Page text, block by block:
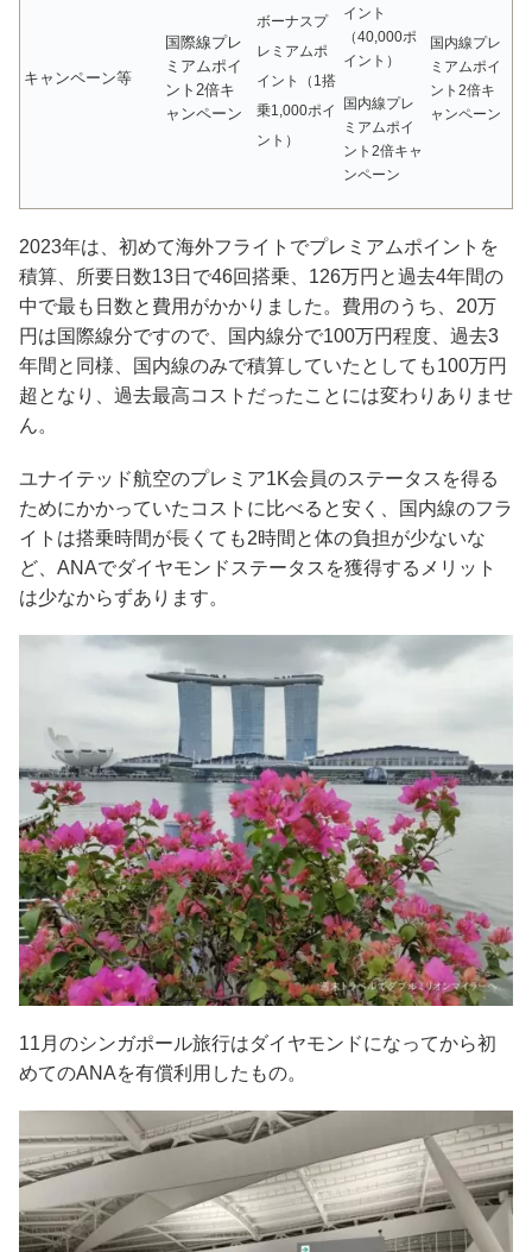
キャンペーン等
国際線プレ
ミアムポイ
ント2倍キ
ャンペーン
ボーナスプ
レミアムポ
イント（1搭
乗1,000ポイ
ント）
イント
（40,000ポ
イント）
国内線プレ
ミアムポイ
ント2倍キャ
ンペーン
国内線プレ
ミアムポイ
ント2倍キ
ャンペーン
2023年は、初めて海外フライトでプレミアムポイントを
積算、所要日数13日で46回搭乗、126万円と過去4年間の
中で最も日数と費用がかかりました。費用のうち、20万
円は国際線分ですので、国内線分で100万円程度、過去3
年間と同様、国内線のみで積算していたとしても100万円
超となり、過去最高コストだったことには変わりありませ
ん。
ユナイテッド航空のプレミア1K会員のステータスを得る
ためにかかっていたコストに比べると安く、国内線のフラ
イトは搭乗時間が長くても2時間と体の負担が少ないな
ど、ANAでダイヤモンドステータスを獲得するメリット
は少なからずあります。
11月のシンガポール旅行はダイヤモンドになってから初
めてのANAを有償利用したもの。